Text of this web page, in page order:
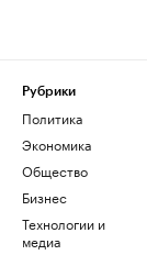
Рубрики
Политика
Экономика
Общество
Бизнес
Технологии и
медиа